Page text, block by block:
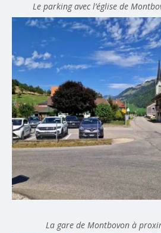
Le parking avec l’église de
La gare de Montbovon à